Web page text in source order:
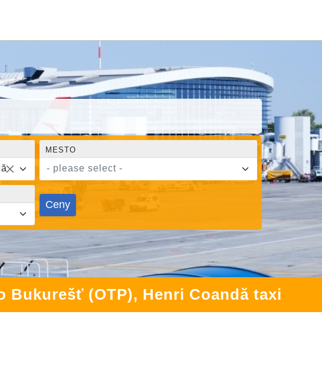
MESTO
- please select -
Ceny
(OTP), Henri Coandă taxi